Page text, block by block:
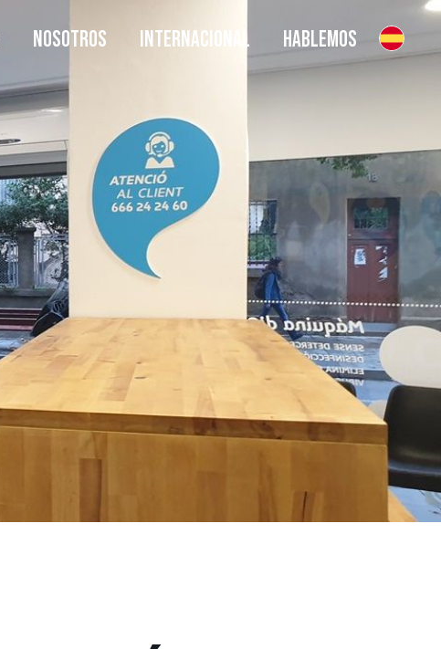
NOSOTROS INTERNACIONAL HABLEMOS